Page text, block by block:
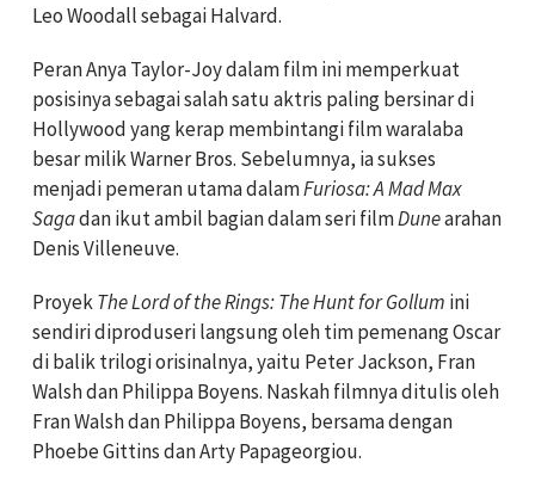
Leo Woodall sebagai Halvard.
Peran Anya Taylor-Joy dalam film ini memperkuat
posisinya sebagai salah satu aktris paling bersinar di
Hollywood yang kerap membintangi film waralaba
besar milik Warner Bros. Sebelumnya, ia sukses
menjadi pemeran utama dalamFuriosa: A Mad Max
Sagadan ikut ambil bagian dalam seri filmDunearahan
Denis Villeneuve.
ProyekThe Lord of the Rings: The Hunt for Gollum ini
sendiri diproduseri langsung oleh tim pemenang Oscar
di balik trilogi orisinalnya, yaitu Peter Jackson, Fran
Walsh dan Philippa Boyens. Naskah filmnya ditulis oleh
Fran Walsh dan Philippa Boyens, bersama dengan
Phoebe Gittins dan Arty Papageorgiou.